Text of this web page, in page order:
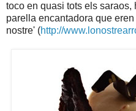
toco en quasi tots els saraos,
parella encantadora que
nostre' (http://